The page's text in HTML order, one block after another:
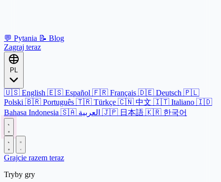
💬 Pytania 📝 Blog
Zagraj teraz
PL
🇺🇸 English 🇪🇸 Español 🇫🇷 Français 🇩🇪 Deutsch 🇵🇱
Polski 🇧🇷 Português 🇹🇷 Türkçe 🇨🇳 中文 🇮🇹 Italiano 🇮🇩
Bahasa Indonesia 🇸🇦 🇯🇵 日本語 🇰🇷 한국어
Grajcie razem teraz
Tryby gry